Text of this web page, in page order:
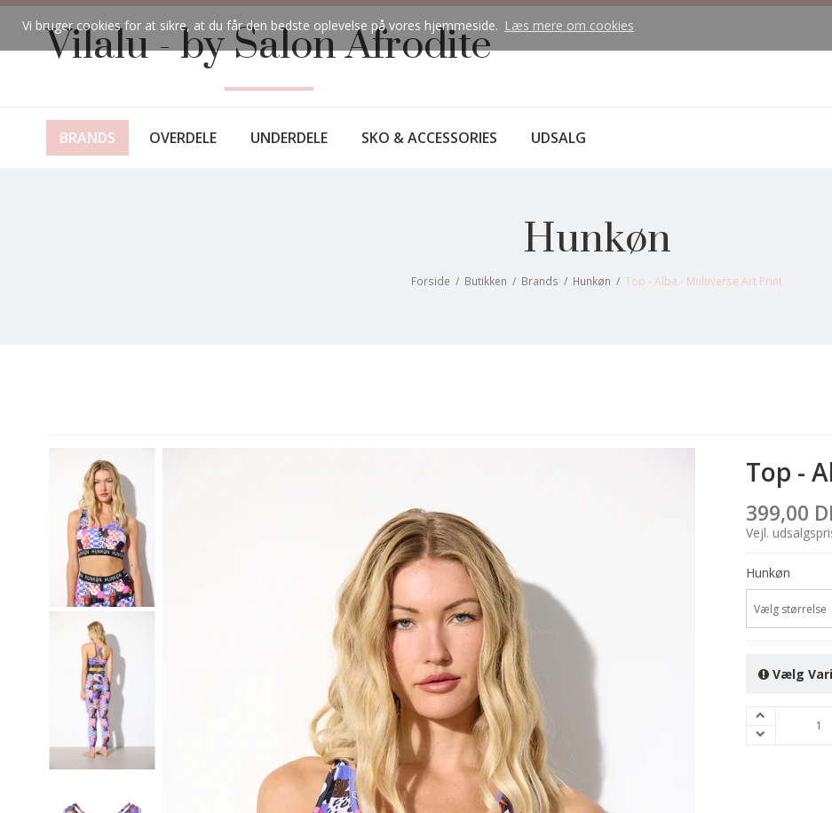
Vi bruger cookies for at sikre, at du får den bedste oplevelse på vores hjemmeside. Læs mere om cookies
Vilalu - by Salon Afrodite
BRANDS OVERDELE UNDERDELE SKO & ACCESSORIES UDSALG
Hunkøn
Forside / Butikken / Brands / Hunkøn / Top - Alba - Multiverse Art Print
Top -
399,00
Vejl.
Hunkøn
Vælg størrelse
Vælg